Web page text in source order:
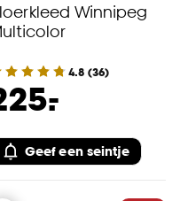
Winnipeg
4.8 (36)
-
Geef een seintje